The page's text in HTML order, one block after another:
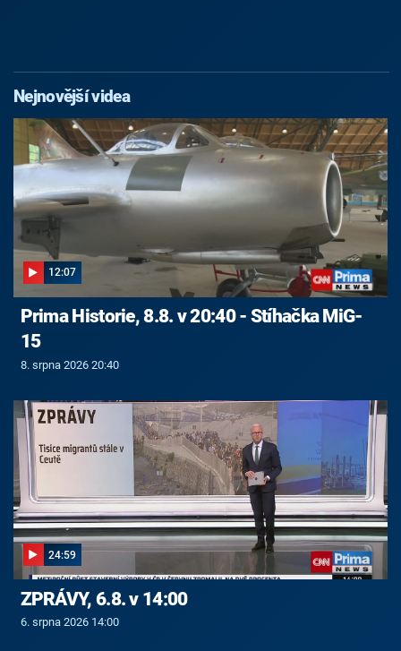
Nejnovější videa
12:07
Prima Historie, 8.8. v 20:40 - Stíhačka MiG-
15
8. srpna 2026 20:40
24:59
ZPRÁVY, 6.8. v 14:00
6. srpna 2026 14:00